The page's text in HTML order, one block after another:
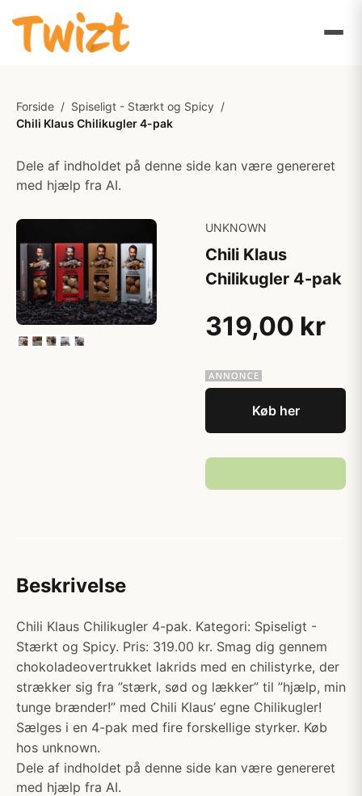
Forside / Spiseligt - Stærkt og Spicy /
Chili Klaus Chilikugler 4-pak
Dele af indholdet på denne side kan være genereret
med hjælp fra AI.
UNKNOWN
Chili Klaus
Chilikugler 4-pak
319,00 kr
Køb her
Beskrivelse
Chili Klaus Chilikugler 4-pak. Kategori: Spiseligt -
Stærkt og Spicy. Pris: 319.00 kr. Smag dig gennem
chokoladeovertrukket lakrids med en chilistyrke, der
strækker sig fra ”stærk, sød og lækker” til ”hjælp, min
tunge brænder!” med Chili Klaus’ egne Chilikugler!
Sælges i en 4-pak med fire forskellige styrker. Køb
hos unknown.
Dele af indholdet på denne side kan være genereret
med hjælp fra AI.